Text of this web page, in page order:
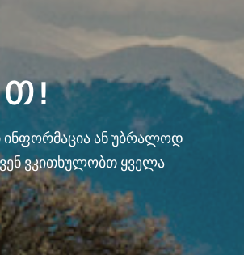
ინფორმაცია ან უბრალოდ
ვკითხულობთ ყველა